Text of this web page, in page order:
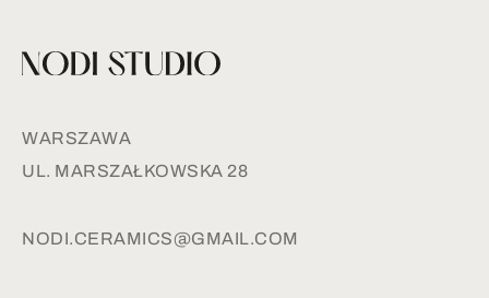
WARSZAWA
UL. MARSZAŁKOWSKA 28
NODI.CERAMICS@GMAIL.COM